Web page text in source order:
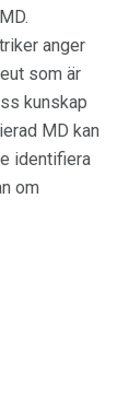
anger
som är
kunskap
MD kan
identifiera
om